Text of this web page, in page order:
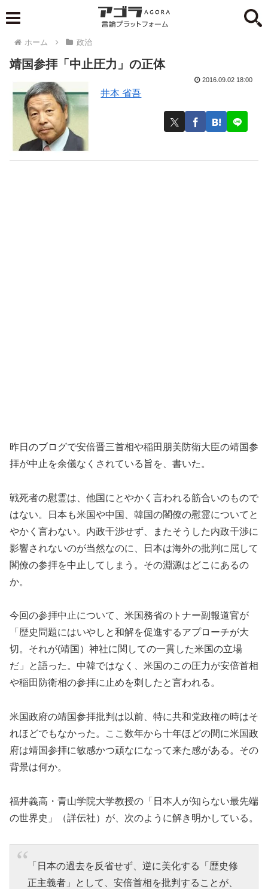
ホーム 政治
靖国参拝「中止圧力」の正体
井本 省吾
2016.09.02 18:00
昨日のブログで安倍晋三首相や稲田朋美防衛大臣の靖国参
拝が中止を余儀なくされている旨を、書いた。
戦死者の慰霊は、他国にとやかく言われる筋合いのもので
はない。日本も米国や中国、韓国の閣僚の慰霊についてと
やかく言わない。内政干渉せず、またそうした内政干渉に
影響されないのが当然なのに、日本は海外の批判に屈して
閣僚の参拝を中止してしまう。その淵源はどこにあるの
か。
今回の参拝中止について、米国務省のトナー副報道官が
「歴史問題にはいやしと和解を促進するアプローチが大
切。それが(靖国）神社に関しての一貫した米国の立場
だ」と語った。中韓ではなく、米国のこの圧力が安倍首相
や稲田防衛相の参拝に止めを刺したと言われる。
米国政府の靖国参拝批判は以前、特に共和党政権の時はそ
れほどでもなかった。ここ数年から十年ほどの間に米国政
府は靖国参拝に敏感かつ頑なになって来た感がある。その
背景は何か。
福井義高・青山学院大学教授の「日本人が知らない最先端
の世界史」（詳伝社）が、次のように解き明かしている。
「日本の過去を反省せず、逆に美化する「歴史修
正主義者」として、安倍首相を批判することが、